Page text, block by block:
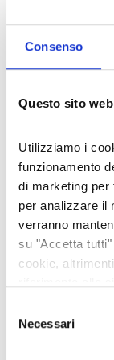
Consenso
Questo sito
Utilizziamo i
funzionamento
di marketing per
per analizzare il
verranno
su "Accetta
cookie,
delNecessari
IL
SETA È
06
È
02
CATEGORIE
#ARCHIVIO